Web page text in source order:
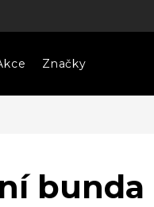
Značky
bunda